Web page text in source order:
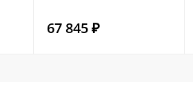
67 845 ₽